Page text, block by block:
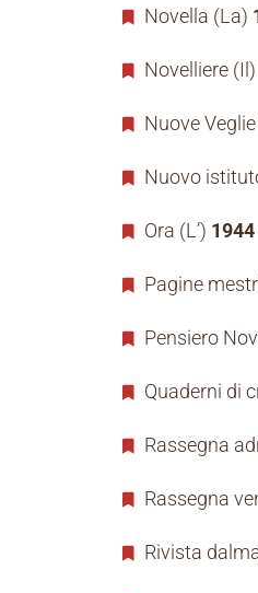
Novella (La)
Novelliere (Il)
Nuove
Nuovo
Ora (L’) 1944
Pagine
Pensiero
Quaderni di
Rassegna
Rassegna
Rivista